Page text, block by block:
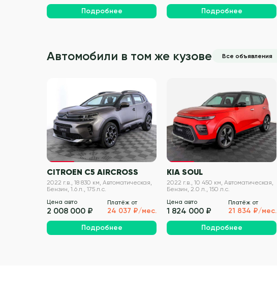
Подробнее
Подробнее
Автомобили в том же кузове Все объявления
VIN проверен
CITROEN C5 AIRCROSS
2022 г.в., 18 830 км, Автоматическая,
Бензин, 1.6 л., 175 л.с.
Цена авто
2 008 000 ₽
Платёж от
24 037 ₽/мес.
Подробнее
VIN проверен
KIA SOUL
2022 г.в., 10 450 км, Автоматическая,
Бензин, 2.0 л., 150 л.с.
Цена авто
1 824 000 ₽
Платёж от
21 834 ₽/мес.
Подробнее